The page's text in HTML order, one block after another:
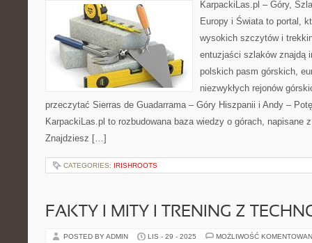
KarpackiLas.pl – Góry,
Europy i Świata to portal,
wysokich szczytów i
entuzjaści szlaków znajdą
polskich pasm górskich,
niezwykłych rejonów
przeczytać Sierras de Guadarrama – Góry Hiszpanii i Andy –
KarpackiLas.pl to rozbudowana baza wiedzy o górach, napisane
Znajdziesz […]
CATEGORIES: IRISHROOTS
FAKTY I MITY I TRENING Z
POSTED BY ADMIN LIS - 29 - 2025 MOŻLIWOŚĆ